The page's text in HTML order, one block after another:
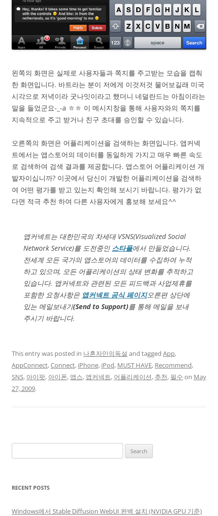
왼쪽의 화면은 실제로 사용자들과 쪽지를 주고받는 모습을 캡춰
한 화면입니다. 바트라는 분이 저에게 이것저것 물어보길래 미국
시각으로 저녁이라 굿나잇이라고 했더니 네덜란드는 아침이라는
말을 들었군요-_-a ㅎㅎ 이 메시지창을 통해 사용자와의 쪽지를
지속적으로 주고 받거나 친구 초대를 승인할 수 있습니다.
오른쪽의 화면은 어플리케이션을 검색하는 화면입니다. 앱커넥
트에서는 앱스토어의 데이터를 동일하게 가지고 매우 빠른 속도
로 검색하여 검색 결과를 제공합니다. 앱스토어 어플리케이션 개
발자이십니까? 이곳에서 당신이 개발한 어플리케이션을 검색하
여 어떤 평가를 받고 있는지 확인해 보시기 바랍니다. 평가가 없
다면 적극 추천 하여 다른 사용자에게 홍보해 보세요^^
앱커넥트는 대한민국의 차세대 VSNS(Visualized Social
Network Service)를 도전중인 스타플에서 만들었습니다.
전세계 모든 국가의 앱스토어의 데이터를 수집하여 누적
하고 있으며, 모든 어플리케이션의 상태 변화를 추적하고
있습니다. 앱커넥트와 관련된 모든 피드백과 사업제휴를
포함한 요청사항은 앱커넥트 공식 페이지오른편 상단에
있는 메일보내기(Send to Support)를 통해 메일을 보내
주시기 바랍니다.
This entry was posted in 나혼자만의독설 and tagged App,
AppConnect,Connect, iPhone, iPod, MUST HAVE, Recommend,
SNS, 아이팟, 아이폰, 앱스, 앱커넥트, 어플리케이션, 추천, 필수 on May
27, 2009.
for:
RECENT POSTS
Windows에서 Stable Diffusion WebUI 완벽 설치 (NVIDIA GPU 기준)